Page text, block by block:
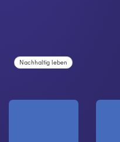
Nachhaltig leben